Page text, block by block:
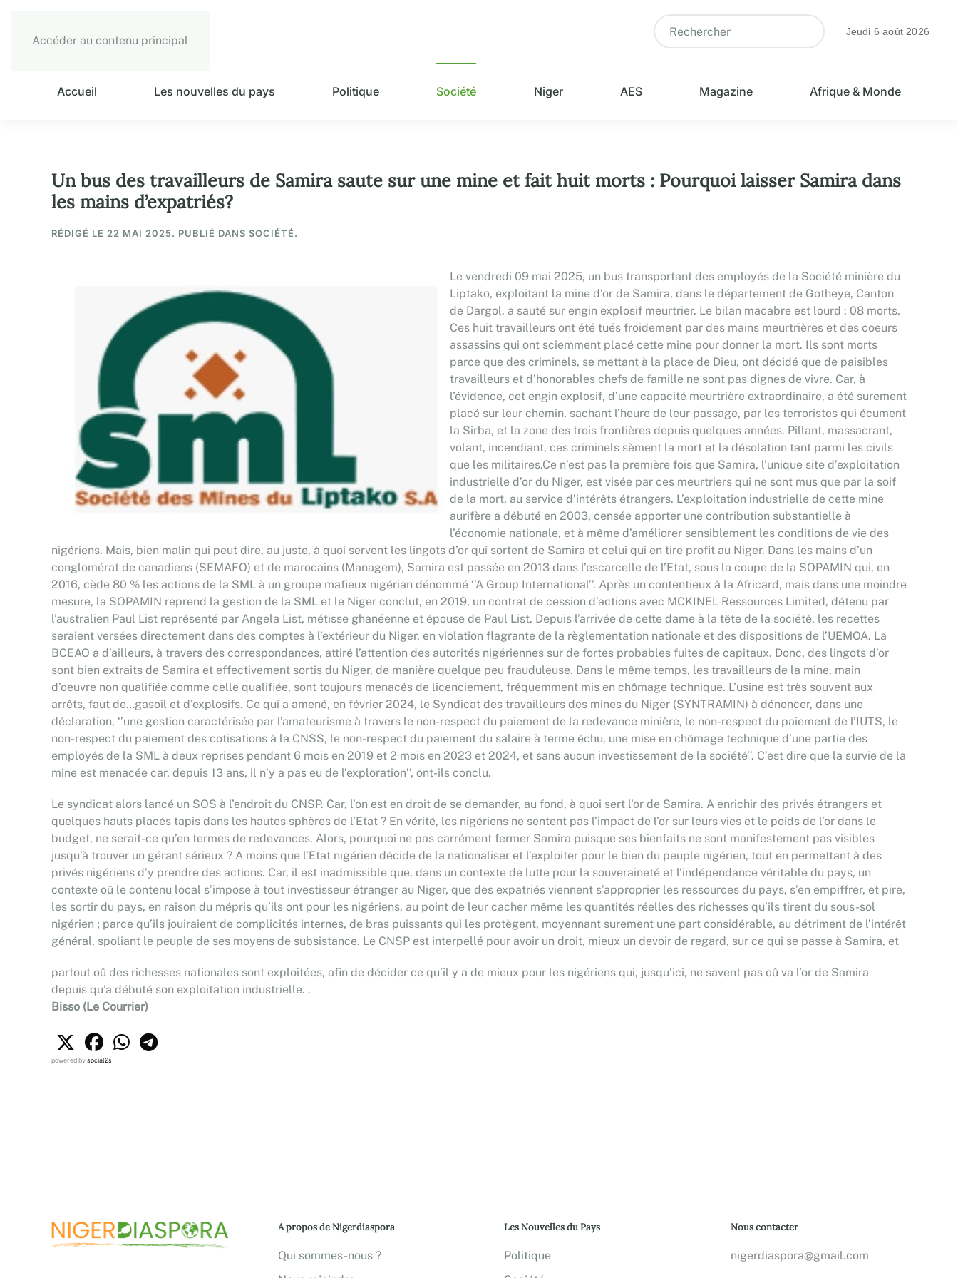
Accéder au contenu principal
Jeudi 6 août 2026
Accueil Les nouvelles du pays Politique Société Niger AES Magazine Afrique & Monde
Un bus des travailleurs de Samira saute sur une mine et fait huit morts : Pourquoi laisser Samira dans
les mains d’expatriés?
RÉDIGÉ LE 22 MAI 2025. PUBLIÉ DANS SOCIÉTÉ.
Le vendredi 09 mai 2025, un bus transportant des employés de la Société minière du
Liptako, exploitant la mine d’or de Samira, dans le département de Gotheye, Canton
de Dargol, a sauté sur engin explosif meurtrier. Le bilan macabre est lourd : 08 morts.
Ces huit travailleurs ont été tués froidement par des mains meurtrières et des coeurs
assassins qui ont sciemment placé cette mine pour donner la mort. Ils sont morts
parce que des criminels, se mettant à la place de Dieu, ont décidé que de paisibles
travailleurs et d’honorables chefs de famille ne sont pas dignes de vivre. Car, à
l’évidence, cet engin explosif, d’une capacité meurtrière extraordinaire, a été surement
placé sur leur chemin, sachant l’heure de leur passage, par les terroristes qui écument
la Sirba, et la zone des trois frontières depuis quelques années. Pillant, massacrant,
volant, incendiant, ces criminels sèment la mort et la désolation tant parmi les civils
que les militaires.Ce n’est pas la première fois que Samira, l’unique site d’exploitation
industrielle d’or du Niger, est visée par ces meurtriers qui ne sont mus que par la soif
de la mort, au service d’intérêts étrangers. L’exploitation industrielle de cette mine
aurifère a débuté en 2003, censée apporter une contribution substantielle à
l’économie nationale, et à même d’améliorer sensiblement les conditions de vie des
nigériens. Mais, bien malin qui peut dire, au juste, à quoi servent les lingots d’or qui sortent de Samira et celui qui en tire profit au Niger. Dans les mains d’un
conglomérat de canadiens (SEMAFO) et de marocains (Managem), Samira est passée en 2013 dans l’escarcelle de l’Etat, sous la coupe de la SOPAMIN qui, en
2016, cède 80 % les actions de la SML à un groupe mafieux nigérian dénommé ‘’A Group International’’. Après un contentieux à la Africard, mais dans une moindre
mesure, la SOPAMIN reprend la gestion de la SML et le Niger conclut, en 2019, un contrat de cession d’actions avec MCKINEL Ressources Limited, détenu par
l’australien Paul List représenté par Angela List, métisse ghanéenne et épouse de Paul List. Depuis l’arrivée de cette dame à la tête de la société, les recettes
seraient versées directement dans des comptes à l’extérieur du Niger, en violation flagrante de la règlementation nationale et des dispositions de l’UEMOA. La
BCEAO a d’ailleurs, à travers des correspondances, attiré l’attention des autorités nigériennes sur de fortes probables fuites de capitaux. Donc, des lingots d’or
sont bien extraits de Samira et effectivement sortis du Niger, de manière quelque peu frauduleuse. Dans le même temps, les travailleurs de la mine, main
d’oeuvre non qualifiée comme celle qualifiée, sont toujours menacés de licenciement, fréquemment mis en chômage technique. L’usine est très souvent aux
arrêts, faut de…gasoil et d’explosifs. Ce qui a amené, en février 2024, le Syndicat des travailleurs des mines du Niger (SYNTRAMIN) à dénoncer, dans une
déclaration, ‘’une gestion caractérisée par l’amateurisme à travers le non-respect du paiement de la redevance minière, le non-respect du paiement de l’IUTS, le
non-respect du paiement des cotisations à la CNSS, le non-respect du paiement du salaire à terme échu, une mise en chômage technique d’une partie des
employés de la SML à deux reprises pendant 6 mois en 2019 et 2 mois en 2023 et 2024, et sans aucun investissement de la société’’. C’est dire que la survie de la
mine est menacée car, depuis 13 ans, il n’y a pas eu de l’exploration’’, ont-ils conclu.
Le syndicat alors lancé un SOS à l’endroit du CNSP. Car, l’on est en droit de se demander, au fond, à quoi sert l’or de Samira. A enrichir des privés étrangers et
quelques hauts placés tapis dans les hautes sphères de l’Etat ? En vérité, les nigériens ne sentent pas l’impact de l’or sur leurs vies et le poids de l’or dans le
budget, ne serait-ce qu’en termes de redevances. Alors, pourquoi ne pas carrément fermer Samira puisque ses bienfaits ne sont manifestement pas visibles
jusqu’à trouver un gérant sérieux ? A moins que l’Etat nigérien décide de la nationaliser et l’exploiter pour le bien du peuple nigérien, tout en permettant à des
privés nigériens d’y prendre des actions. Car, il est inadmissible que, dans un contexte de lutte pour la souveraineté et l’indépendance véritable du pays, un
contexte oû le contenu local s’impose à tout investisseur étranger au Niger, que des expatriés viennent s’approprier les ressources du pays, s’en empiffrer, et pire,
les sortir du pays, en raison du mépris qu’ils ont pour les nigériens, au point de leur cacher même les quantités réelles des richesses qu’ils tirent du sous-sol
nigérien ; parce qu’ils jouiraient de complicités internes, de bras puissants qui les protègent, moyennant surement une part considérable, au détriment de l’intérêt
général, spoliant le peuple de ses moyens de subsistance. Le CNSP est interpellé pour avoir un droit, mieux un devoir de regard, sur ce qui se passe à Samira, et
partout oû des richesses nationales sont exploitées, afin de décider ce qu’il y a de mieux pour les nigériens qui, jusqu’ici, ne savent pas oû va l’or de Samira
depuis qu’a débuté son exploitation industrielle. .
Bisso (Le Courrier)
powered bysocial2s
A propos de Nigerdiaspora
Qui sommes-nous ?
Les Nouvelles du Pays
Politique
Nous contacter
nigerdiaspora@gmail.com